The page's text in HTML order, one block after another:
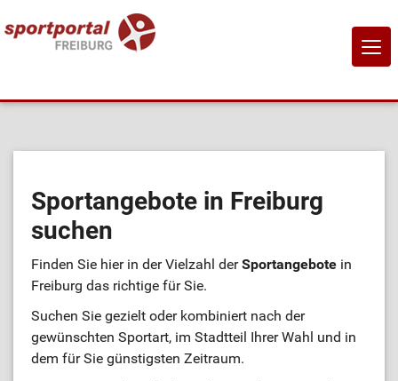
Sportanbietende
Sportstätten
Job-Börse
Sportangebote in Freiburg
suchen
Finden Sie hier in der Vielzahl derSportangebote in
Freiburg das richtige für Sie.
Suchen Sie gezielt oder kombiniert nach der
gewünschten Sportart, im Stadtteil Ihrer Wahl und in
dem für Sie günstigsten Zeitraum.